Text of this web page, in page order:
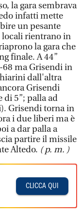
la gara sembrava
infatti mette
un pesante
locali rientrano in
la gara che
finale. A 44”
68 ma Grisendi in
dall'altra
Grisendi
di 5”; palla ad
Grisendi torna in
i due liberi ma è
a dar palla a
partire il missile
Altedo. ( p. m. )
CLICCA QUI